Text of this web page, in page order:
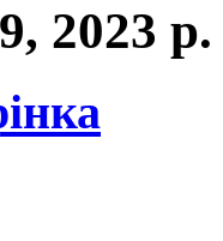
2023 р.